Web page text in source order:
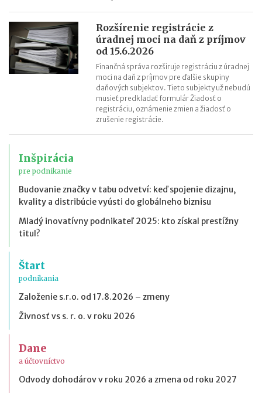
Rozšírenie registrácie z
úradnej moci na daň z príjmov
od 15.6.2026
Finančná správa rozširuje registráciu z úradnej
moci na daň z príjmov pre ďalšie skupiny
daňových subjektov. Tieto subjekty už nebudú
musieť predkladať formulár Žiadosť o
registráciu, oznámenie zmien a žiadosť o
zrušenie registrácie.
Inšpirácia
pre podnikanie
Budovanie značky v tabu odvetví: keď spojenie dizajnu,
kvality a distribúcie vyústi do globálneho biznisu
Mladý inovatívny podnikateľ 2025: kto získal prestížny
titul?
Štart
podnikania
Založenie s.r.o. od 17.8.2026 – zmeny
Živnosť vs s. r. o. v roku 2026
Dane
a účtovníctvo
Odvody dohodárov v roku 2026 a zmena od roku 2027